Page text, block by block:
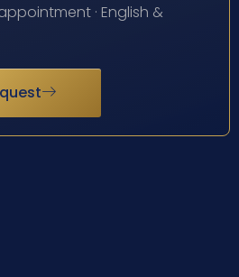
· English &